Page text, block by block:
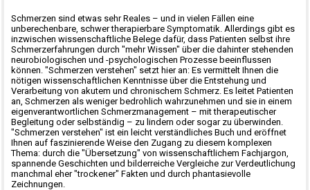
Schmerzen sind etwas sehr Reales – und in vielen Fällen eine
unberechenbare, schwer therapierbare Symptomatik. Allerdings gibt es
inzwischen wissenschaftliche Belege dafür, dass Patienten selbst ihre
Schmerzerfahrungen durch "mehr Wissen" über die dahinter stehenden
neurobiologischen und -psychologischen Prozesse beeinflussen
können. "Schmerzen verstehen" setzt hier an: Es vermittelt Ihnen die
nötigen wissenschaftlichen Kenntnisse über die Entstehung und
Verarbeitung von akutem und chronischem Schmerz. Es leitet Patienten
an, Schmerzen als weniger bedrohlich wahrzunehmen und sie in einem
eigenverantwortlichen Schmerzmanagement – mit therapeutischer
Begleitung oder selbständig – zu lindern oder sogar zu überwinden.
"Schmerzen verstehen" ist ein leicht verständliches Buch und eröffnet
Ihnen auf faszinierende Weise den Zugang zu diesem komplexen
Thema: durch die "Übersetzung" von wissenschaftlichem Fachjargon,
spannende Geschichten und bilderreiche Vergleiche zur Verdeutlichung
manchmal eher "trockener" Fakten und durch phantasievolle
Zeichnungen.